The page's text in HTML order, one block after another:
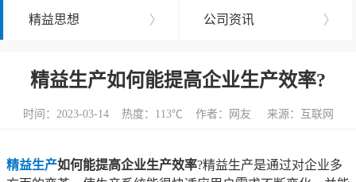
精益思想 〉 公司资讯 〉
精益生产如何能提高企业生产效率?
时间：2023-03-14 热度： 113℃ 作者：网友 来源：互联网
精益生产如何能提高企业生产效率?精益生产是通过对企业多